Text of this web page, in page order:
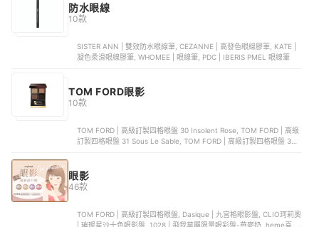
防水眼線
10款
SISTER ANN | 雙效防水眼線筆, CEZANNE | 高發色眼線膠筆, KATE |
凝色柔滑眼線膠筆, WHOMEE | 眼線筆, PDC | IBERIS PMEL 眼線筆
TOM FORD眼影
10款
TOM FORD | 高級訂製四格眼盤 30 Insolent Rose, TOM FORD | 高級
訂製四格眼盤 31 Sous Le Sable, TOM FORD | 高級訂製四格眼盤 35
眼影
46款
TOM FORD | 高級訂製四格眼盤, Dasique | 九宮格眼影盤, CLIO珂莉奧
| 璀璨星沙十色眼影盤, 1028 | 飛我莫屬限量眼彩盤-燕麥奶, heme喜蜜